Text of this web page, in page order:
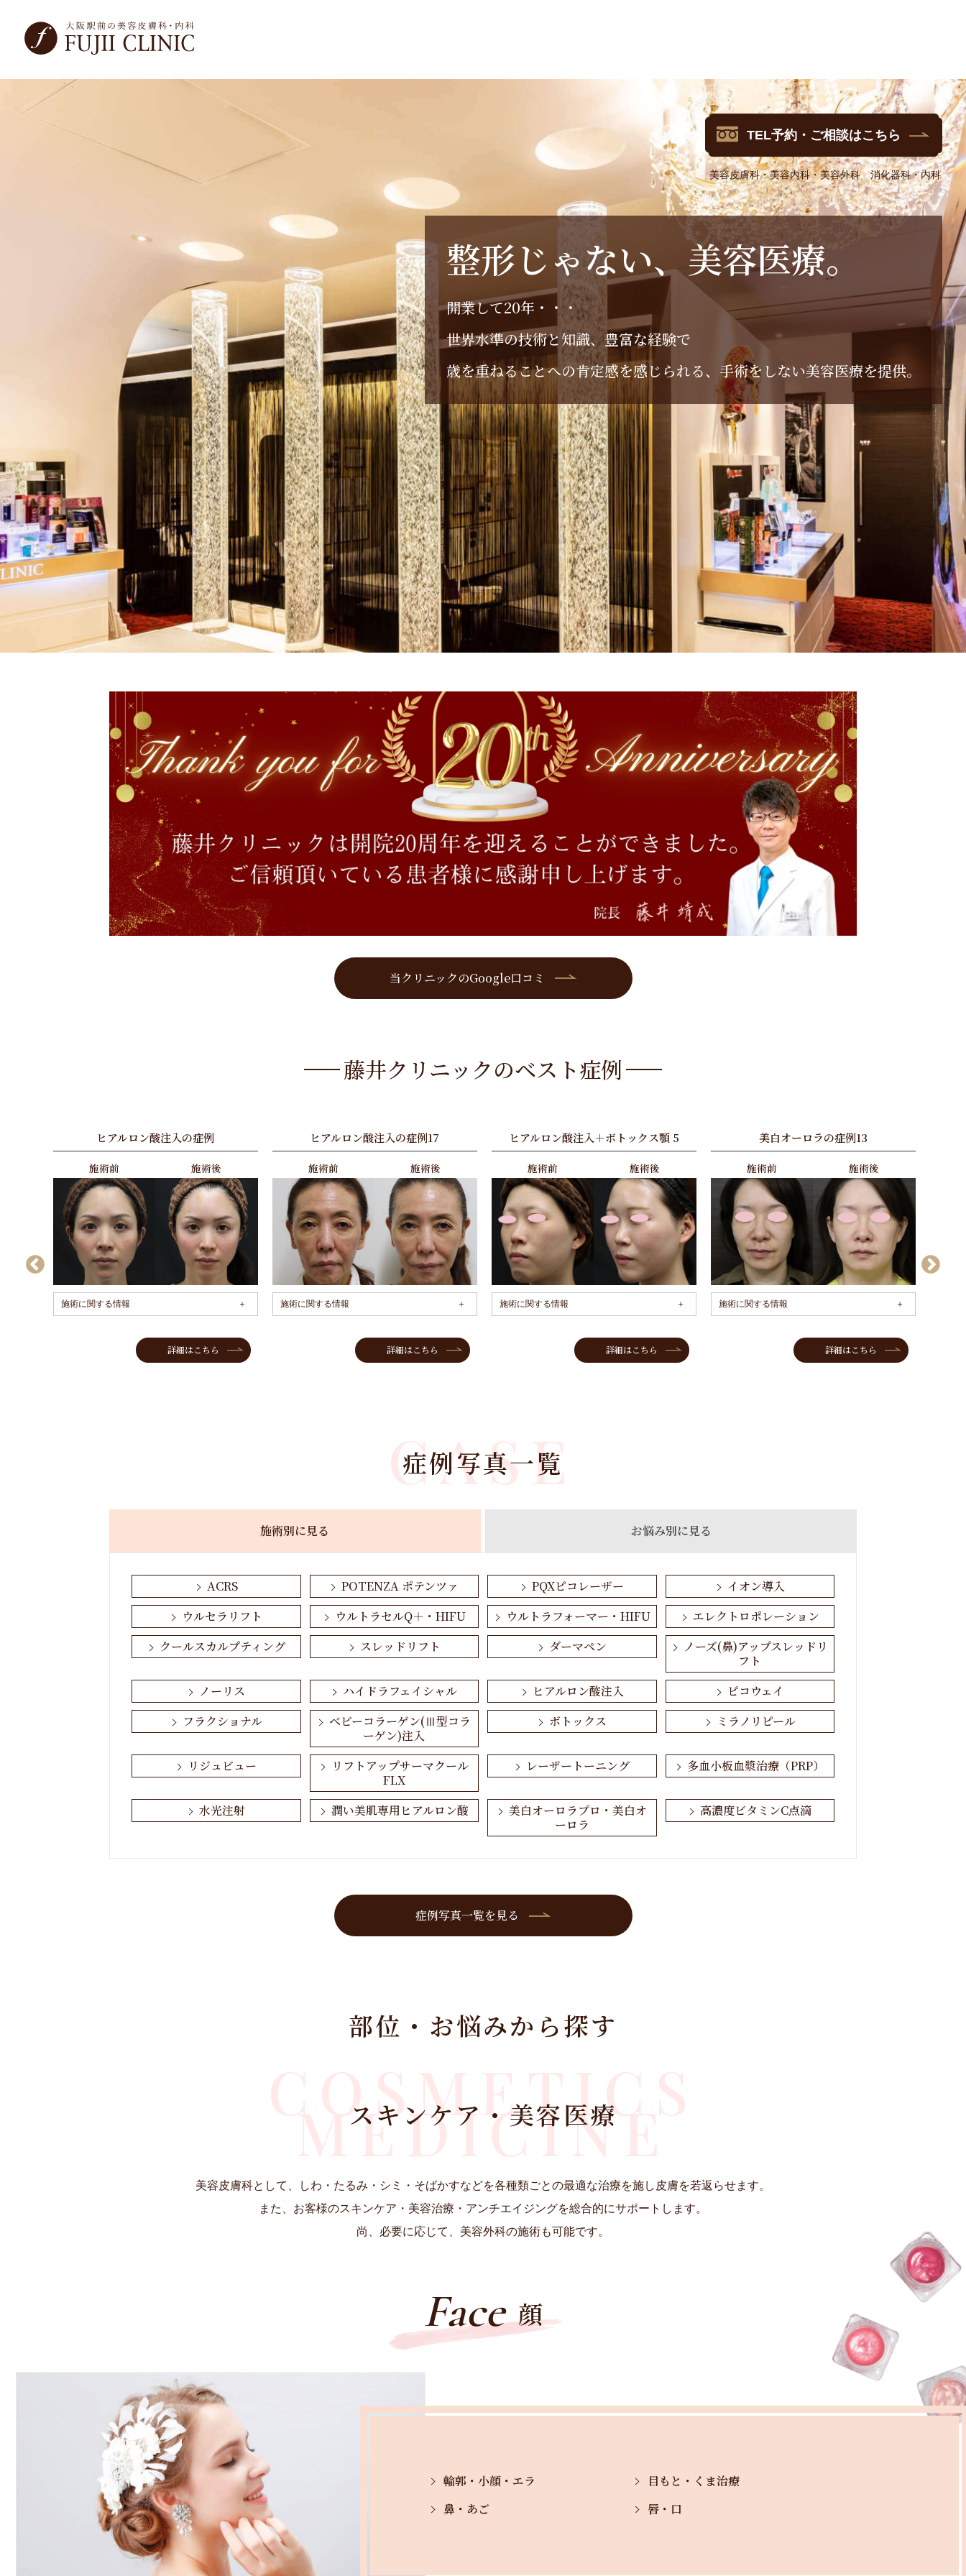
TEL予約・ご相談はこちら
美容皮膚科・美容内科・美容外科 消化器科・内科
整形じゃない、美容医療。
開業して20年 ・ ・・
世界水準の技術と知識、豊富な経験で
歳を重ねることへの肯定感を感じられる、 手術を しない美容医療を提供。
当クリニックのGoogle口コミ
藤井クリニックのベスト症例
Previous
ヒアルロン酸注入の症例
施術前 施術後
施術に関する情報
詳細はこちら
ヒアルロン酸注入の症例17
施術前 施術後
施術に関する情報
詳細はこちら
ヒアルロン酸注入＋ボトックス顎 5
施術前 施術後
施術に関する情報
詳細はこちら
美白オーロラの症例13
施術前 施術後
施術に関する情報
詳細はこちら
Next
症例写真一覧
CASE
施術別に見る お悩み別に見る
ACRS POTENZA ポテンツァ PQXピコレーザー
イオン導入
ウルセラリフト
ウルトラセルQ＋・HIFU ウルトラフォーマー・HIFU
エレクトロポレーション
クールスカルプティング
スレッドリフト ダーマペン
ノーズ(鼻)アップスレッドリ
フト
ノーリス
ハイドラフェイシャル ヒアルロン酸注入
ピコウェイ
フラクショナル
ベビーコラーゲン(Ⅲ型コラ
ーゲン)注入
ボトックス ミラノリピール
リジュビュー
リフトアップサーマクール
FLX
レーザートーニング 多血小板血漿治療（PRP）
水光注射 潤い美肌専用ヒアルロン酸
美白オーロラプロ・美白オ
ーロラ
高濃度ビタミンC点滴
しわ その他
シミ・そばかす・あざ・ほ
くろ
ニキビ・ニキビ跡
目もと 美白
鼻・あご
症例写真一覧を見る
部位・お悩みから探す
スキンケア・美容医療
COSMETICS
MEDICINE
美容皮膚科として、しわ・たるみ・シミ・そばかすなどを各種類ごとの最適な治療を施し皮膚を若返らせます。
また、お客様のスキンケア・美容治療・アンチエイジングを総合的にサポートします。
尚、必要に応じて、美容外科の施術も可能です。
Face 顔
輪郭・小顔・エラ
目もと・くま治療
鼻・あご
唇・口